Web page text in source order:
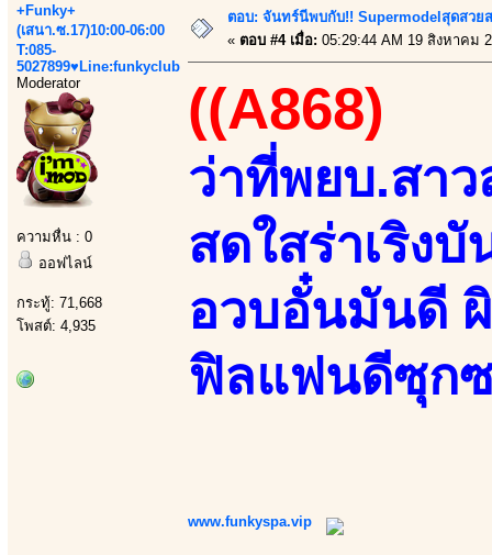
+Funky+
(เสนา.ซ.17)10:00-06:00
T:085-
5027899♥Line:funkyclub
Moderator
ความหื่น : 0
ออฟไลน์
กระทู้: 71,668
โพสต์: 4,935
ตอบ: จันทร์นีพบกับ!! Supermodelสุดสวย
« ตอบ #4 เมื่อ: 05:29:44 AM 19 สิงหาคม
((A868)
ว่าที่พยบ.สาว
สดใสร่าเริง
อวบอั๋นมันดี
ฟิลแฟนดีซุก
www.funkyspa.vip